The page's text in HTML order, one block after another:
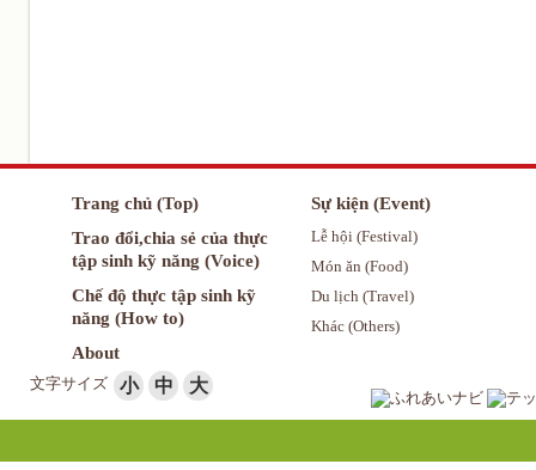
Trang chủ (Top)
Trao đổi,chia sẻ của thực
tập sinh kỹ năng (Voice)
Chế độ thực tập sinh kỹ
năng (How to)
About
Sự kiện (Event)
Lễ hội (Festival)
Món ăn (Food)
Du lịch (Travel)
Khác (Others)
文字サイズ 小 中 大